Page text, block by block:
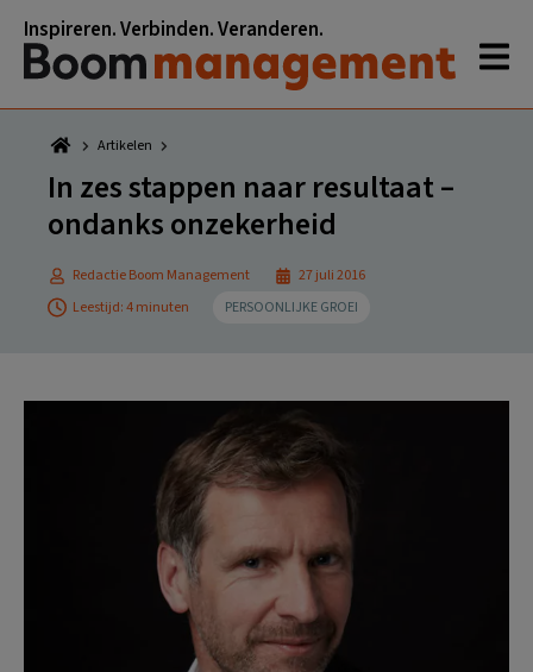
naar
hoofdnavigatie
naar
hoofd
inhoud
naar
eerste
sidebar
naar
voettekst
Inspireren. Verbinden. Veranderen.
Artikelen
In zes stappen naar resultaat –
ondanks onzekerheid
Redactie Boom Management
27 juli 2016
Leestijd: 4 minuten
PERSOONLIJKE GROEI